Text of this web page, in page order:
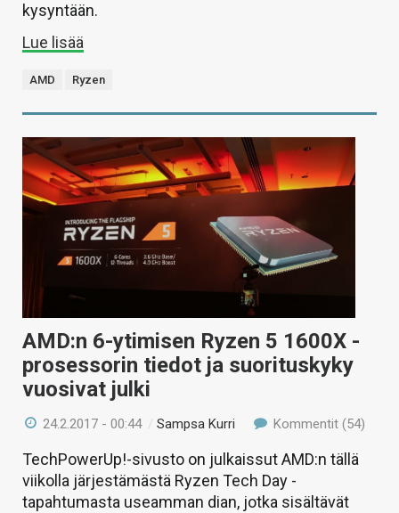
kysyntään.
Lue lisää
AMD Ryzen
AMD:n 6-ytimisen Ryzen 5 1600X -
prosessorin tiedot ja suorituskyky
vuosivat julki
24.2.2017 - 00:44 /Sampsa Kurri Kommentit (54)
TechPowerUp!-sivusto on julkaissut AMD:n tällä
viikolla järjestämästä Ryzen Tech Day -
tapahtumasta useamman dian, jotka sisältävät